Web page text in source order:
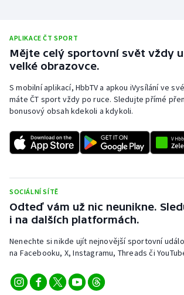
Stolní tenis
Triatlon
Veslování
Vodní slalom
Ostatní
APLIKACE ČT SPORT
Mějte celý sportovní svět vždy u
velké obrazovce.
S mobilní aplikací, HbbTV a apkou iVysílání ve
máte ČT sport vždy po ruce. Sledujte přímé
bonusový obsah kdekoli a kdykoli.
SOCIÁLNÍ SÍTĚ
Odteď vám už nic neunikne.
i na dalších platformách.
Nenechte si nikde ujít nejnovější sportovní
na Facebooku, X, Instagramu, Threads či